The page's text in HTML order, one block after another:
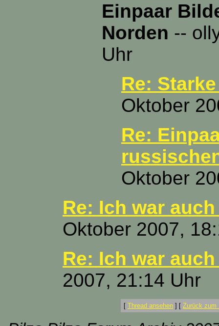
Einpaar
Norden --
Uhr
Re:
Oktober
Re:
Oktober
Re: Ich war
Oktober 2007,
Re: Ich war
2007, 21:14 Uhr
[ Thread ansehen ] [ Zurück zum